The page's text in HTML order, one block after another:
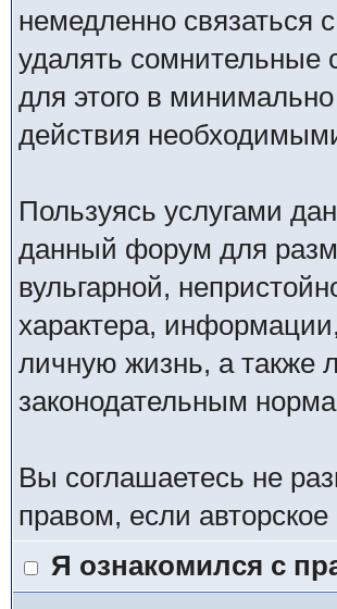
немедленно связаться
удалять
для этого в
действия
Пользуясь услугами
данный форум для
вульгарной,
характера,
личную жизнь, а
законодательным
Вы соглашаетесь не
правом, если
Я ознакомился с